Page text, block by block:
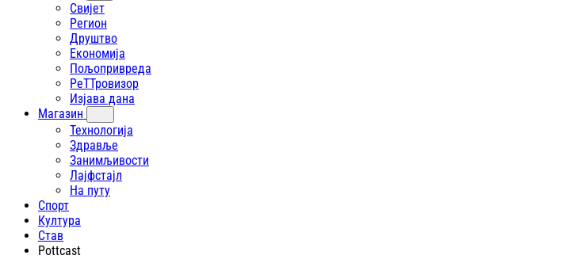
Свијет
Регион
Друштво
Економија
Пољопривреда
РеТТровизор
Изјава дана
Магазин
Технологија
Здравље
Занимљивости
Лајфстajл
На путу
Спорт
Култура
Став
Pottcast